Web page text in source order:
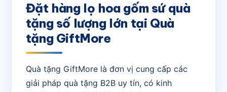
Đặt hàng lọ hoa gốm sứ quà
tặng số lượng lớn tại Quà
tặng GiftMore
Quà tặng GiftMore là đơn vị cung cấp các
giải pháp quà tặng B2B uy tín, có kinh